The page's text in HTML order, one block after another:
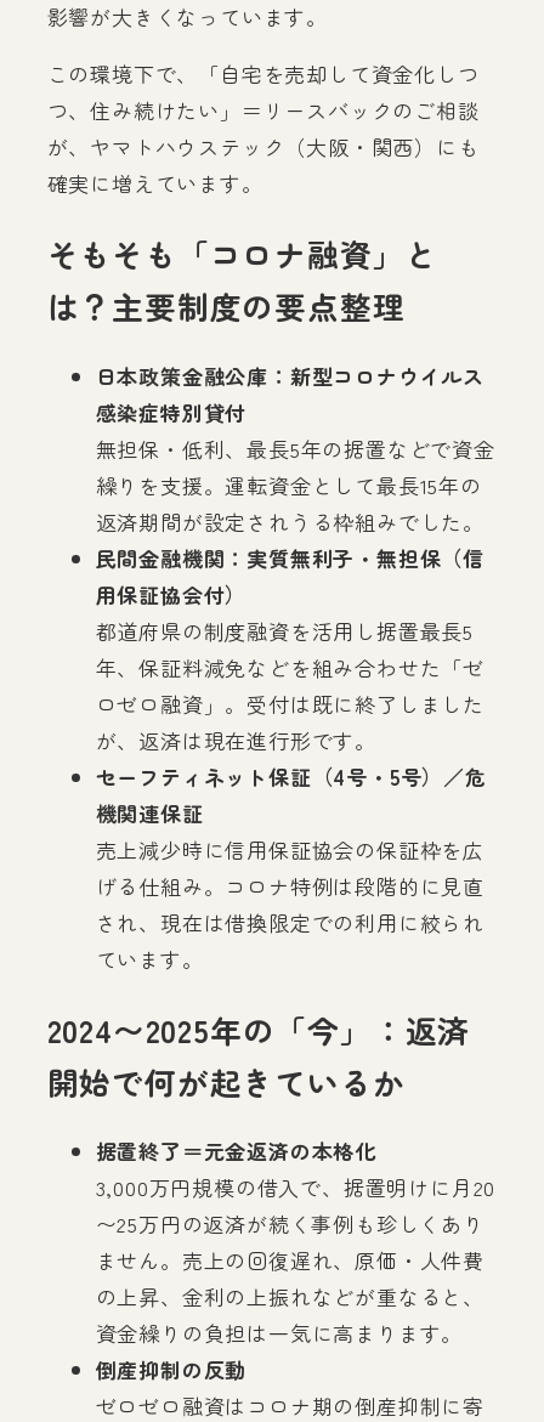
影響が大きくなっています。
この環境下で、「自宅を売却して資金化しつ
つ、住み続けたい」＝リースバックのご相談
が、ヤマトハウステック（大阪・関西）にも
確実に増えています。
そもそも「コロナ融資」と
は？主要制度の要点整理
日本政策金融公庫：新型コロナウイルス
感染症特別貸付
無担保・低利、最長5年の据置などで資金
繰りを支援。運転資金として最長15年の
返済期間が設定されうる枠組みでした。
民間金融機関：実質無利子・無担保（信
用保証協会付）
都道府県の制度融資を活用し据置最長5
年、保証料減免などを組み合わせた「ゼ
ロゼロ融資」。受付は既に終了しました
が、返済は現在進行形です。
セーフティネット保証（4号・5号）／危
機関連保証
売上減少時に信用保証協会の保証枠を広
げる仕組み。コロナ特例は段階的に見直
され、現在は借換限定での利用に絞られ
ています。
2024〜2025年の「今」：返済
開始で何が起きているか
据置終了＝元金返済の本格化
3,000万円規模の借入で、据置明けに月20
〜25万円の返済が続く事例も珍しくあり
ません。売上の回復遅れ、原価・人件費
の上昇、金利の上振れなどが重なると、
資金繰りの負担は一気に高まります。
倒産抑制の反動
ゼロゼロ融資はコロナ期の倒産抑制に寄